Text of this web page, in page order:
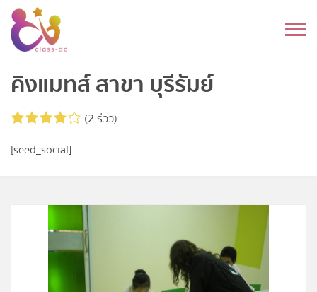
Skip
content
อนุบาล
ประถม
มัธยมต้น
อุดมศึกษา
คิงแมทส์ สาขา บุรีรัมย์
(2 รีวิว)
[seed_social]